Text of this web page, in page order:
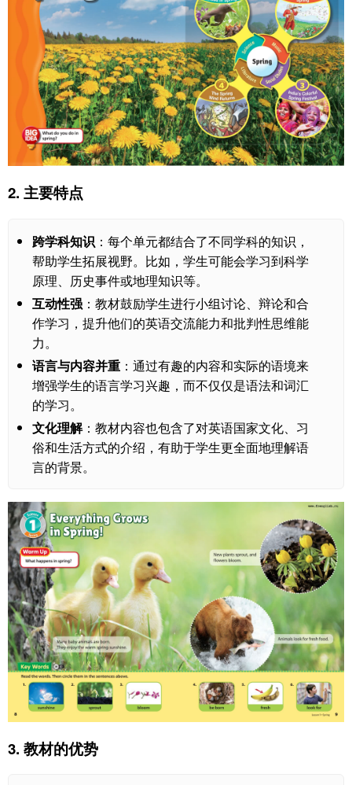
2. 主要特点
跨学科知识 ：每个单元都结合了不同学科的知识，
帮助学生拓展视野。比如，学生可能会学习到科学
原理、历史事件或地理知识等。
互动性强 ：教材鼓励学生进行小组讨论、辩论和合
作学习，提升他们的英语交流能力和批判性思维能
力。
语言与内容并重 ：通过有趣的内容和实际的语境来
增强学生的语言学习兴趣，而不仅仅是语法和词汇
的学习。
文化理解：教材内容也包含了对英语国家文化、习
俗和生活方式的介绍，有助于学生更全面地理解语
言的背景。
3. 教材的优势